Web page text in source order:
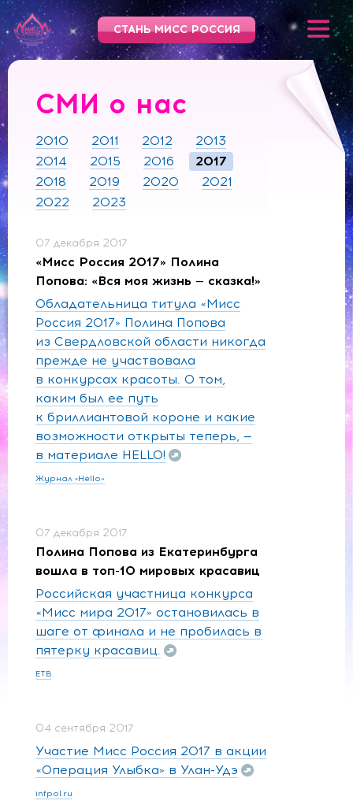
СТАНЬ МИСС РОССИЯ
СМИ о нас
2010 2011 2012
2013
2014
2015 2016
2017
2018
2019 2020
2021
2022
2023
07 декабря 2017
«Мисс Россия 2017» Полина
Попова: «Вся моя жизнь — сказка!»
Обладательница титула «Мисс
Россия 2017» Полина Попова
из Свердловской области никогда
прежде не участвовала
в конкурсах красоты. О том,
каким был ее путь
к бриллиантовой короне и какие
возможности открыты теперь, —
в материале HELLO!
Журнал «Hello»
07 декабря 2017
Полина Попова из Екатеринбурга
вошла в топ-10 мировых красавиц
Российская участница конкурса
«Мисс мира 2017» остановилась в
шаге от финала и не пробилась в
пятерку красавиц.
ЕТВ
04 сентября 2017
Участие Мисс Россия 2017 в акции
«Операция Улыбка» в Улан-Удэ
infpol.ru